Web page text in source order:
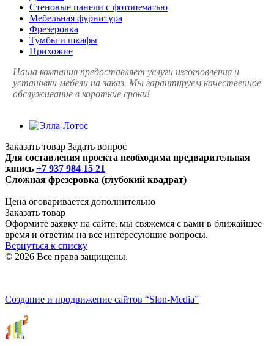
Стеновые панели с фотопечатью
Мебельная фурнитура
Фрезеровка
Тумбы и шкафы
Прихожие
Наша компания предоставляет услуги изготовления и
установки мебели на заказ. Мы гарантируем качественное
обслуживание в короткие сроки!
Заказать товар Задать вопрос
Для составления проекта необходима предварительная
запись +7 937 984 15 21
Сложная фрезеровка (глубокий квадрат)
Цена оговаривается дополнительно
Заказать товар
Оформите заявку на сайте, мы свяжемся с вами в ближайшее
время и ответим на все интересующие вопросы.
Вернуться к списку
© 2026 Все права защищены.
Создание и продвижение сайтов “Slon-Media”